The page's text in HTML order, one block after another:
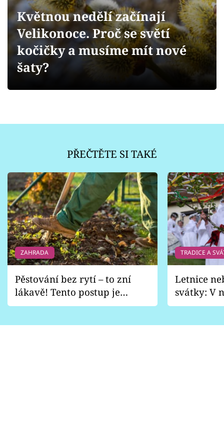
Přihlášení
Sledujte nás
Květnou nedělí začínají
Velikonoce. Proč se světí
kočičky a musíme mít nové
šaty?
PŘEČTĚTE SI TAKÉ
ZAHRADA
Pěstování bez rytí – to zní
lákavě! Tento postup je
vhodný jen pro některé
TRADICE A
Letnice
svátky: V
pondělí